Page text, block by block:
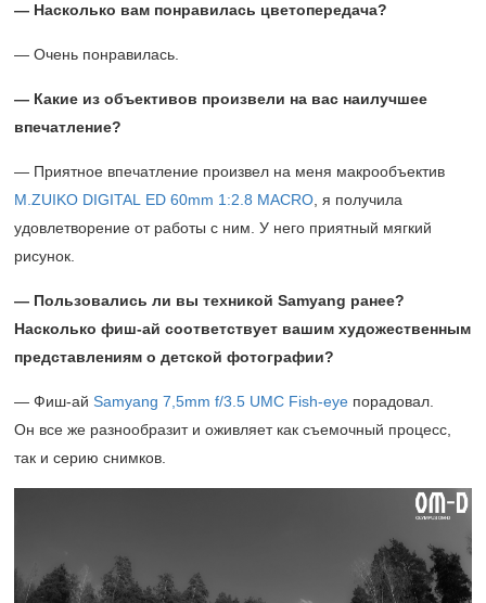
— Насколько вам понравилась цветопередача?
— Очень понравилась.
— Какие из объективов произвели на вас наилучшее
впечатление?
— Приятное впечатление произвел на меня макрообъектив
M.ZUIKO DIGITAL ED 60mm 1:2.8 MACRO , я получила
удовлетворение от работы с ним. У него приятный мягкий
рисунок.
— Пользовались ли вы техникой Samyang ранее?
Насколько фиш-ай соответствует вашим художественным
представлениям о детской фотографии?
— Фиш-ай Samyang 7,5mm f/3.5 UMC Fish-eye порадовал.
Он все же разнообразит и оживляет как съемочный процесс,
так и серию снимков.